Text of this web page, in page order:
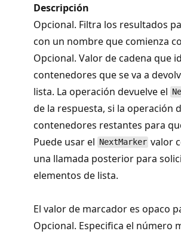
Descripción
Opcional. Filtra los resultados
con un nombre que comienza
Opcional. Valor de cadena que
contenedores que se va a
lista. La operación devuelve el
de la respuesta, si la operación
contenedores restantes para
Puede usar el NextMarker valor
una llamada posterior para
elementos de lista.
El valor de marcador es opaco
Opcional. Especifica el número